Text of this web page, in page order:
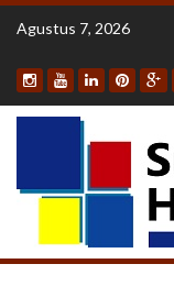
Skip
Agustus 7, 2026